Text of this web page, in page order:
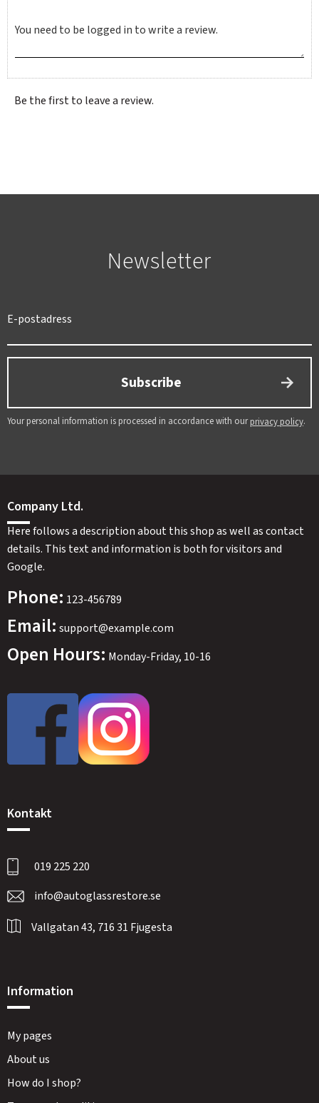
Be the first to leave a review.
Newsletter
Subscribe
Your personal information is processed in accordance with ourprivacy policy.
Company Ltd.
Here follows a description about this shop as well as contact
details. This text and information is both for visitors and
Google.
Phone: 123-456789
Email: support@example.com
Open Hours: Monday-Friday, 10-16
Kontakt
019 225 220
info@autoglassrestore.se
Vallgatan 43, 716 31 Fjugesta
Information
My pages
About us
How do I shop?